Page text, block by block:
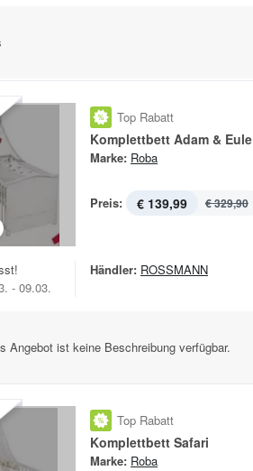
Top Rabatt
Komplettbett Adam & Eule
Marke: Roba
Preis: € 139,99 € 329,90
- 09.03.
Händler: ROSSMANN
Angebot ist keine Beschreibung verfügbar.
Top Rabatt
Komplettbett Safari
Marke: Roba